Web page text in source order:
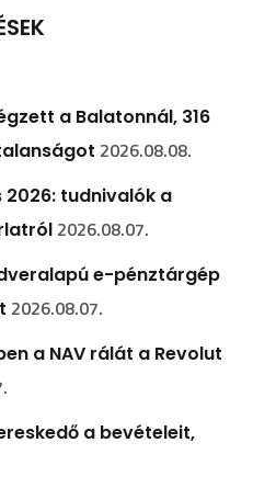
a Balatonnál, 316
2026.08.08.
tudnivalók a
2026.08.07.
e-pénztárgép
2026.08.07.
a NAV rálát a Revolut
a bevételeit,